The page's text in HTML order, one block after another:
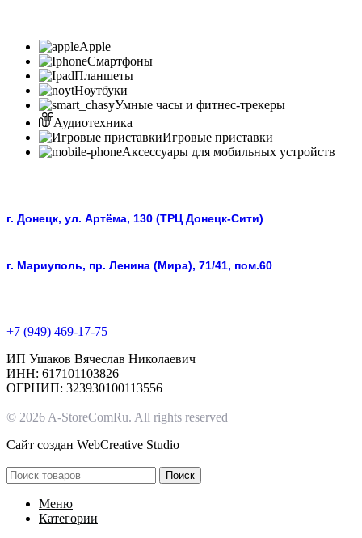
Apple
Смартфоны
Планшеты
Ноутбуки
Умные часы и фитнес-трекеры
Аудиотехника
Игровые приставки
Аксессуары для мобильных устройств
г. Донецк, ул. Артёма, 130 (ТРЦ Донецк-Сити)
г. Мариуполь, пр. Ленина (Мира), 71/41, пом.60
+7 (949) 469-17-75
ИП Ушаков Вячеслав Николаевич
ИНН: 617101103826
ОГРНИП: 323930100113556
© 2026 A-StoreComRu. All rights reserved
Сайт создан WebCreative Studio
Поиск
Меню
Категории